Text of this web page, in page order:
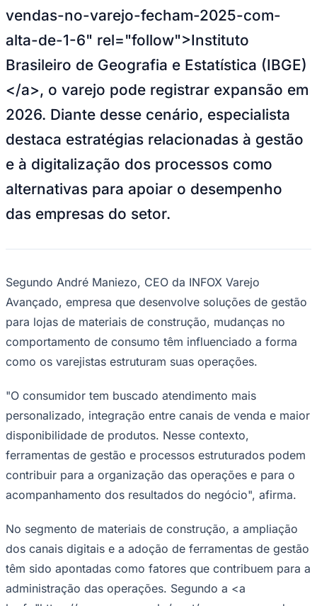
UFC
MLB
Atletismo
NBB
Competições de Futebol
Brasileirão Série A
Brasileirão Série B
Paulistão
Libertadores
Copa América
Mundial 2026
Times - Ir direto
vendas-no-varejo-fecham-2025-com-
alta-de-1-6" rel="follow">Instituto
Brasileiro de Geografia e Estatística (IBGE)
</a>, o varejo pode registrar expansão em
2026. Diante desse cenário, especialista
destaca estratégias relacionadas à gestão
e à digitalização dos processos como
alternativas para apoiar o desempenho
das empresas do setor.
Segundo André Maniezo, CEO da INFOX Varejo
Avançado, empresa que desenvolve soluções de gestão
para lojas de materiais de construção, mudanças no
comportamento de consumo têm influenciado a forma
como os varejistas estruturam suas operações.
"O consumidor tem buscado atendimento mais
personalizado, integração entre canais de venda e maior
disponibilidade de produtos. Nesse contexto,
ferramentas de gestão e processos estruturados podem
contribuir para a organização das operações e para o
acompanhamento dos resultados do negócio", afirma.
No segmento de materiais de construção, a ampliação
dos canais digitais e a adoção de ferramentas de gestão
têm sido apontadas como fatores que contribuem para a
administração das operações. Segundo a <a